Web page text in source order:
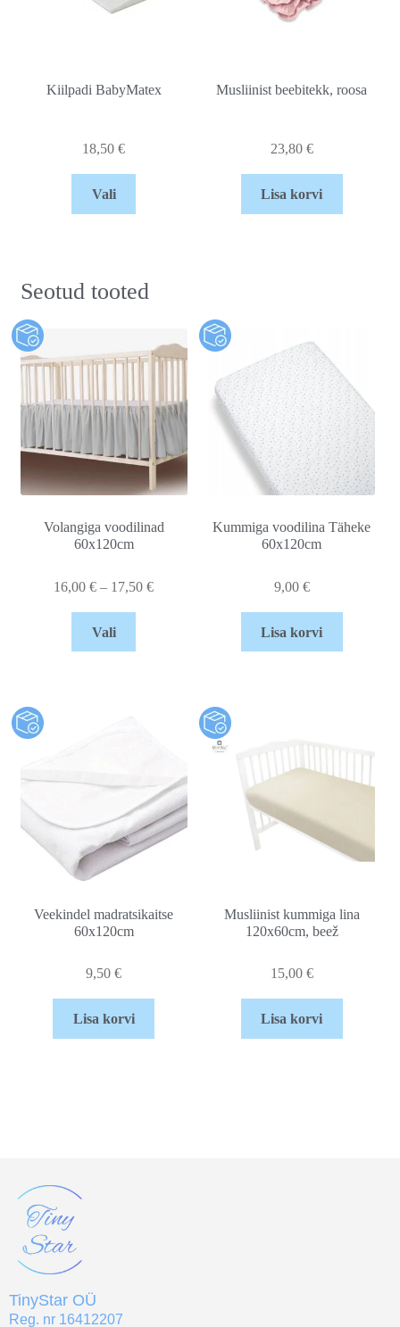
Kiilpadi BabyMatex
18,50€
Vali
Musliinist beebitekk, roosa
23,80 €
Lisa korvi
Seotud tooted
Volangiga voodilinad
60x120cm
16,00€ – 17,50€
Vali
Kummiga voodilina Täheke
60x120cm
9,00 €
Lisa korvi
Veekindel madratsikaitse
60x120cm
9,50€
Lisa korvi
Musliinist kummiga lina
120x60cm, beež
15,00 €
Lisa korvi
TinyStar OÜ
Reg. nr 16412207